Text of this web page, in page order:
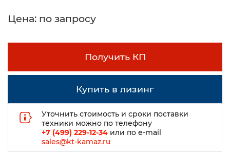
Цена: по запросу
Получить КП
Купить в лизинг
Уточнить стоимость и сроки поставки
техники можно по телефону
+7 (499) 229-12-34 или по e-mail
sales@kt-kamaz.ru